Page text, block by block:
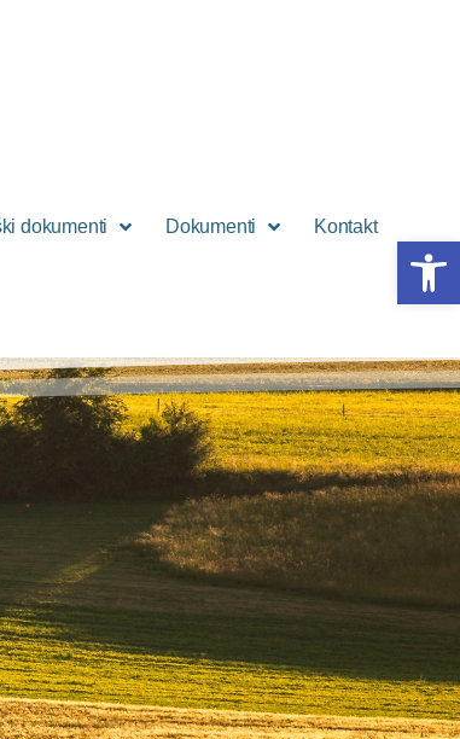
dokumenti Dokumenti Kontakt